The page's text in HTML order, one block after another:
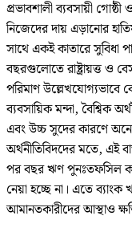
প্রভাবশালী ব্যবসায়ী
নিজেদের দায় এড়ানোর
সাথে একই কাতারে সুবিধা
বছরগুলোতে রাষ্ট্রায়ত্ত ও
পরিমাণ উল্লেখযোগ্যভাবে
ব্যবসায়িক মন্দা, বৈশ্বিক
এবং উচ্চ সুদের কারণে
অর্থনীতিবিদদের মতে, এই
পর বছর ঋণ পুনঃতফসিল
নেয়া হচ্ছে না। এতে
আমানতকারীদের আস্থাও